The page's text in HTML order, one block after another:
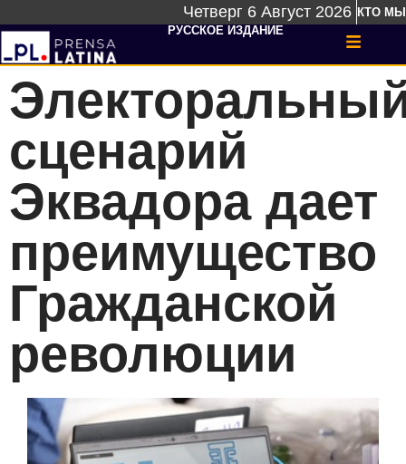
Четверг 6 Август 2026 КТО МЫ
РУССКОЕ ИЗДАНИЕ
сценарий
Эквадора дает
преимущество
Гражданской
революции